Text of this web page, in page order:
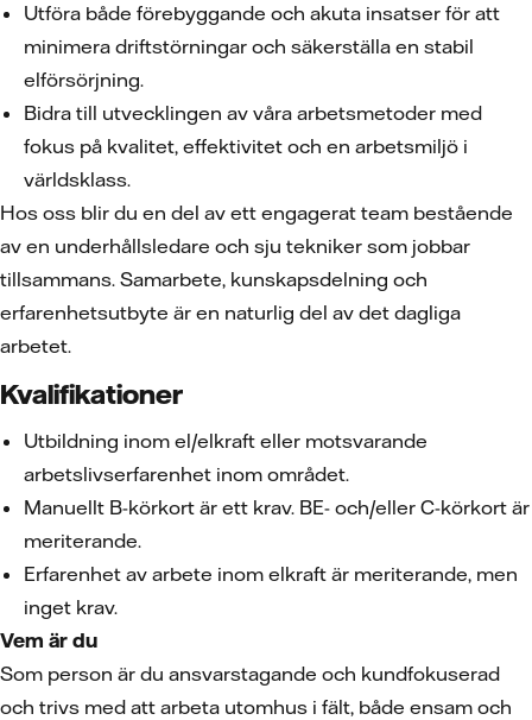
Utföra både förebyggande och akuta insatser för att
minimera driftstörningar och säkerställa en stabil
elförsörjning.
Bidra till utvecklingen av våra arbetsmetoder med
fokus på kvalitet, effektivitet och en arbetsmiljö i
världsklass.
Hos oss blir du en del av ett engagerat team bestående
av en underhållsledare och sju tekniker som jobbar
tillsammans. Samarbete, kunskapsdelning och
erfarenhetsutbyte är en naturlig del av det dagliga
arbetet.
Kvalifikationer
Utbildning inom el/elkraft eller motsvarande
arbetslivserfarenhet inom området.
Manuellt B-körkort är ett krav. BE- och/eller C-körkort är
meriterande.
Erfarenhet av arbete inom elkraft är meriterande, men
inget krav.
Vem är du
Som person är du ansvarstagande och kundfokuserad
och trivs med att arbeta utomhus i fält, både ensam och